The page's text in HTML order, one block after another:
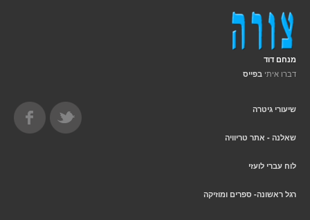
מנחם דוד
דברו איתי בפייס
שיעורי גיטרה
שאלנה - אתר טריוויה
לוח עברי לועזי
רגל ראשונה- ספרים ומוזיקה